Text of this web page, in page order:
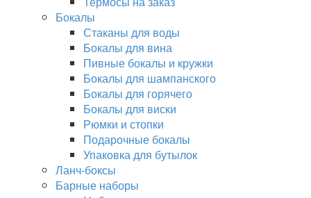
Бокалы
Стаканы для воды
Бокалы для вина
Пивные бокалы и кружки
Бокалы для шампанского
Бокалы для горячего
Бокалы для виски
Рюмки и стопки
Подарочные бокалы
Упаковка для бутылок
Ланч-боксы
Барные наборы